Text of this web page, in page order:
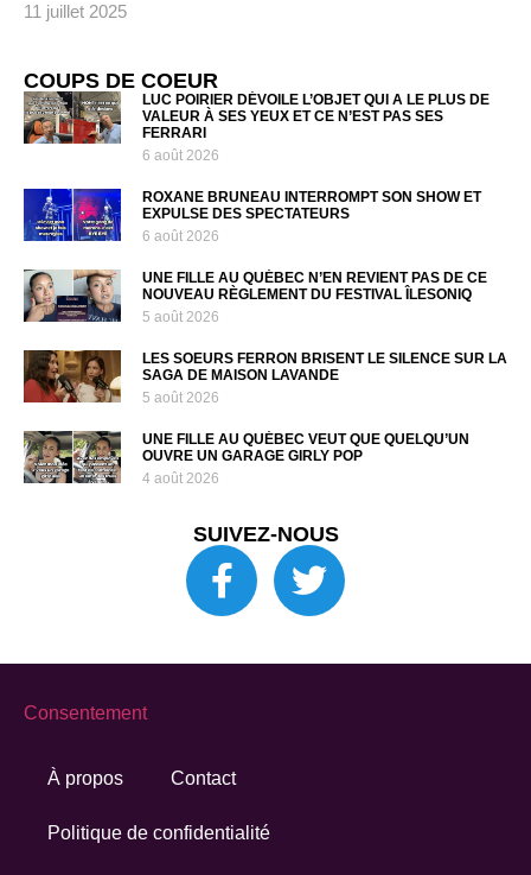
11 juillet 2025
COUPS DE COEUR
LUC POIRIER DÉVOILE L’OBJET QUI A LE PLUS DE
VALEUR À SES YEUX ET CE N’EST PAS SES
FERRARI
6 août 2026
ROXANE BRUNEAU INTERROMPT SON SHOW ET
EXPULSE DES SPECTATEURS
6 août 2026
UNE FILLE AU QUÉBEC N’EN REVIENT PAS DE CE
NOUVEAU RÈGLEMENT DU FESTIVAL ÎLESONIQ
5 août 2026
LES SOEURS FERRON BRISENT LE SILENCE SUR LA
SAGA DE MAISON LAVANDE
5 août 2026
UNE FILLE AU QUÉBEC VEUT QUE QUELQU’UN
OUVRE UN GARAGE GIRLY POP
4 août 2026
SUIVEZ-NOUS
À propos Contact
Politique de confidentialité
Consentement